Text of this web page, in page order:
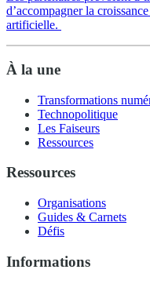
d’accompagner la
artificielle.
À la une
Transformations
Technopolitique
Les Faiseurs
Ressources
Ressources
Organisations
Guides & Carnets
Défis
Informations